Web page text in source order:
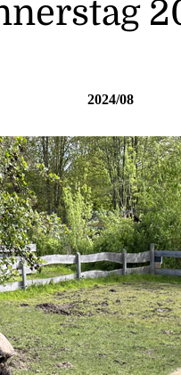
2024/08